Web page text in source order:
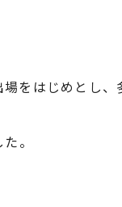
をはじめとし
。